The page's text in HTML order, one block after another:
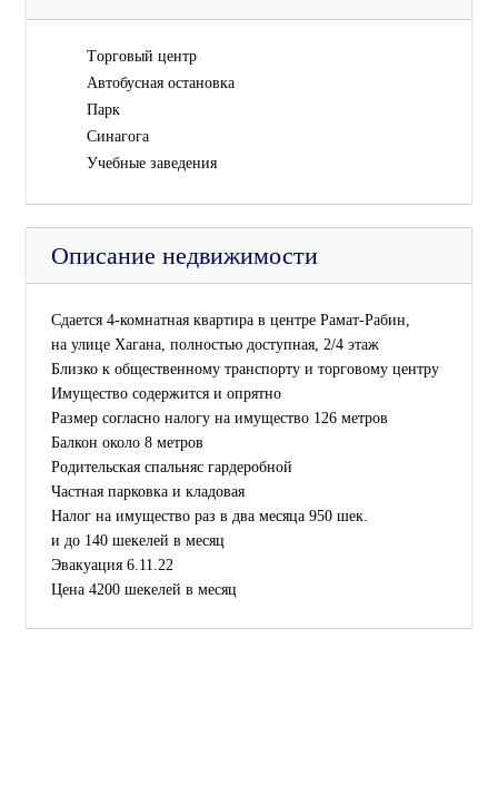
Tорговый центр
Автобусная остановка
Парк
Синагога
Учебные заведения
Описание недвижимости
Сдается 4-комнатная квартира в центре Рамат-Рабин,
на улице Хагана, полностью доступная, 2/4 этаж
Близко к общественному транспорту и торговому центру
Имущество содержится и опрятно
Размер согласно налогу на имущество 126 метров
Балкон около 8 метров
Родительская спальняс гардеробной
Частная парковка и кладовая
Налог на имущество раз в два месяца 950 шек.
и до 140 шекелей в месяц
Эвакуация 6.11.22
Цена 4200 шекелей в месяц